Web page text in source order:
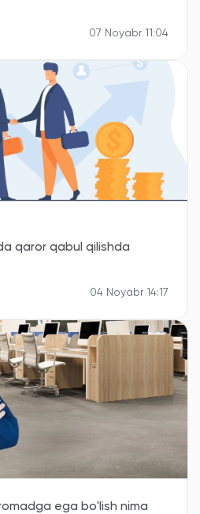
07 Noyabr 11:04
qaror qabul qilishda
04 Noyabr 14:17
ega bo'lish nima